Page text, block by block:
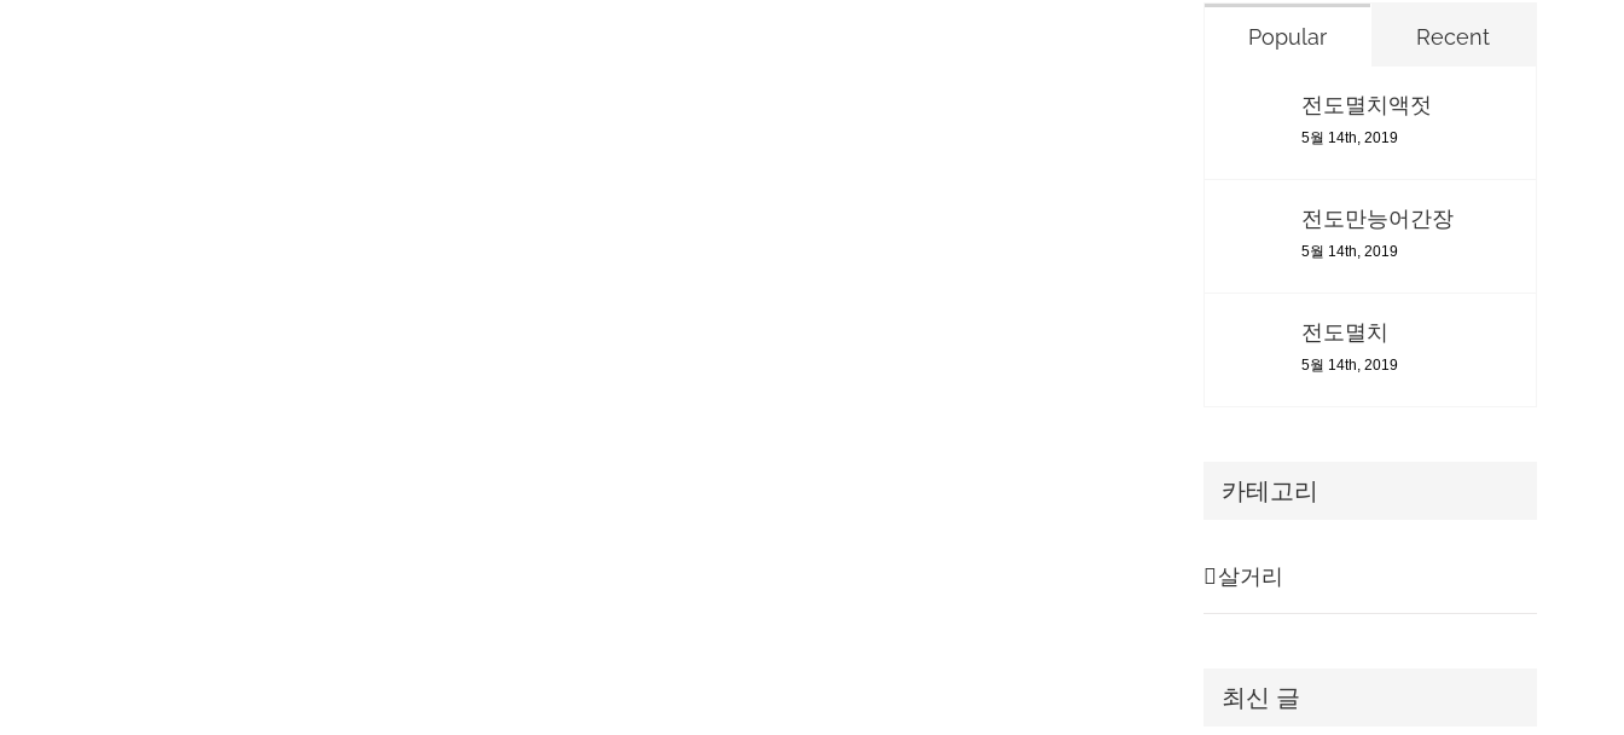
Popular Recent
전도멸치액젓
5월 14th, 2019
전도만능어간장
5월 14th, 2019
전도멸치
5월 14th, 2019
카테고리
살거리
최신 글